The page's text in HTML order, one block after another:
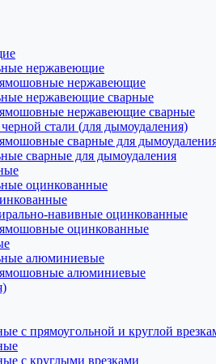
нержавеющие
нержавеющие
нержавеющие сварные
нержавеющие сварные
стали (для дымоудаления)
сварные для
сварные для дымоудаления
оцинкованные
навивные оцинкованные
оцинкованные
алюминиевые
алюминиевые
с прямоугольной и круглой
с круглыми врезками